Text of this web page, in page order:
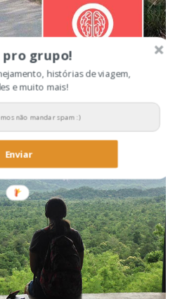
viagem
pro grupo!
histórias de viagem,
e muito mais!
Enviar